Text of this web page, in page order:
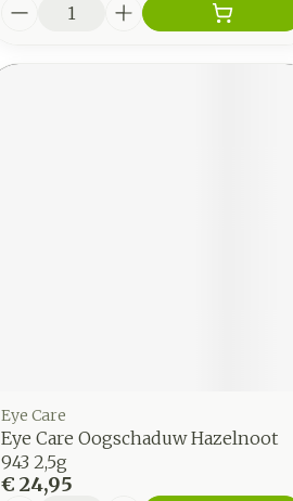
Eye Care
Eye Care Oogschaduw Hazelnoot
943 2,5g
€ 24,95